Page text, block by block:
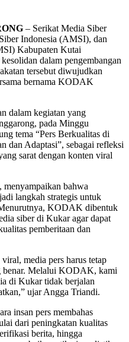
– Serikat Media Siber
Indonesia (AMSI), dan
Kabupaten Kutai
dalam pengembangan
tersebut diwujudkan
bernama KODAK
dalam kegiatan yang
pada Minggu
tema “Pers Berkualitas di
dan Adaptasi”, sebagai refleksi
sarat dengan konten viral
bahwa
langkah strategis untuk
KODAK dibentuk
siber di Kukar agar dapat
pemberitaan dan
media pers harus tetap
benar. Melalui KODAK, kami
di Kukar tidak berjalan
ujar Angga Triandi.
insan pers membahas
dari peningkatan kualitas
berita, hingga